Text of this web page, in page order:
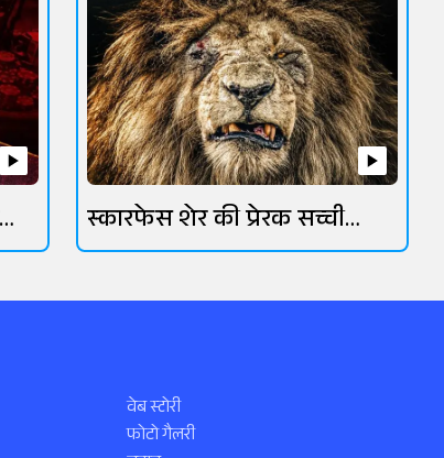
स्कारफेस शेर की प्रेरक सच्ची
कहानी
वेब स्टोरी
फोटो गैलरी